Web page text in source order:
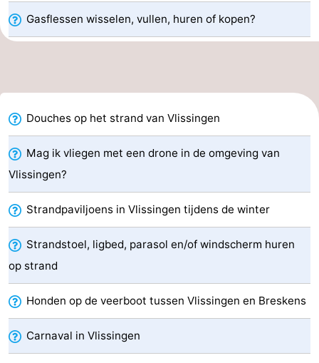
Westduin
Last
&
doen
Bezienswaardigheden
-
Musea
Monumenten
-
Uitkijkpunten
Attracties
-
Binnenspeeltuinen
-
Gasflessen wisselen, vullen, huren of kopen?
Douches op het strand van Vlissingen
Mag ik vliegen met een drone in de omgeving van
Vlissingen?
Strandpaviljoens in Vlissingen tijdens de winter
Strandstoel, ligbed, parasol en/of windscherm huren
op strand
Honden op de veerboot tussen Vlissingen en Breskens
Carnaval in Vlissingen